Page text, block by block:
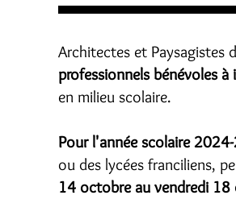
Architectes et Paysagistes
professionnels bénévoles à
en milieu scolaire.
Pour l'année scolaire
ou des lycées franciliens,
14 octobre au vendredi